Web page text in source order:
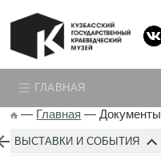
ГЛАВНАЯ
— Главная —Документы
ВЫСТАВКИ И СОБЫТИЯ